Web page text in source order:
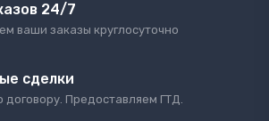
24/7
ваши заказы круглосуточно
сделки
договору. Предоставляем ГТД.